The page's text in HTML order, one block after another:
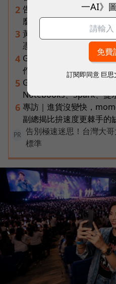
2 告別「極速迷思」！
麼才是 5G 時代的好網路
3 黃仁勳兆元宴永遠站最後
憑什麼讓台達電被市場重
4 Gemini Spark完整教學
作流程，3個超實用情境
5 Gemini完整教學地圖！37
Notebooks、Spark、提
6 專訪｜進貨沒變快，
副總揭比拚速度更棘手的
PR
告別極速迷思！台灣大
標準
一AI》
訂閱即同意 巨思